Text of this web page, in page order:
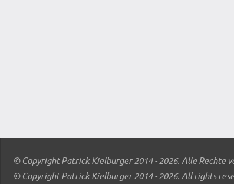
© Copyright Patrick Kielburger 2014 - 2026. Alle
© Copyright Patrick Kielburger 2014 - 2026. All rights